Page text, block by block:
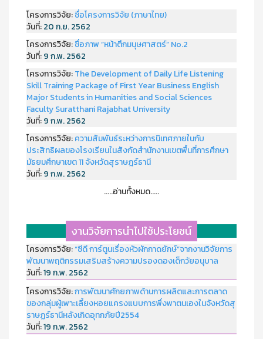
โครงการวิจัย:ชื่อโครงการวิจัย (ภาษาไทย)
วันที่:20 ก.ย. 2562
โครงการวิจัย:ชื่อภาพ “หน้าตึกมนุษศาสตร์” No.2
วันที่:9 ก.พ. 2562
โครงการวิจัย:The Development of Daily Life Listening
Skill Training Package of First Year Business English
Major Students in Humanities and Social Sciences
Faculty Suratthani Rajabhat University
วันที่:9 ก.พ. 2562
โครงการวิจัย:ความสัมพันธ์ระหว่างการนิเทศภายในกับ
ประสิทธิผลของโรงเรียนในสังกัดสำนักงานเขตพื้นที่การศึกษา
มัธยมศึกษาเขต 11 จังหวัดสุราษฎร์ธานี
วันที่:9 ก.พ. 2562
.....อ่านทั้งหมด.....
งานวิจัยการนำไปใช้ประโยชน์
โครงการวิจัย:“ซีดี การ์ตูนเรื่องหัวผักกาดยักษ์”จากงานวิจัยการ
พัฒนาพฤติกรรมเสริมสร้างความปรองดองเด็กวัยอนุบาล
วันที่:19 ก.พ. 2562
โครงการวิจัย:การพัฒนาศักยภาพด้านการผลิตและการตลาด
ของกลุ่มผู้เพาะเลี้ยงหอยแครงแบบการพึ่งพาตนเองในจังหวัดสุ
ราษฏร์ธานีหลังเกิดอุทกภัยปี2554
วันที่:19 ก.พ. 2562